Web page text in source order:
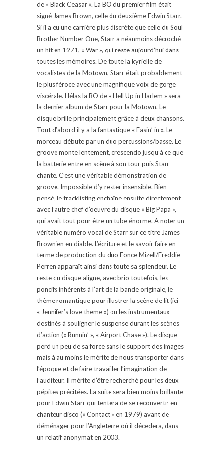
de « Black Ceasar ». La BO du premier film était
signé James Brown, celle du deuxième Edwin Starr.
Si il a eu une carrière plus discrète que celle du Soul
Brother Number One, Starr a néanmoins décroché
un hit en 1971, « War », qui reste aujourd’hui dans
toutes les mémoires. De toute la kyrielle de
vocalistes de la Motown, Starr était probablement
le plus féroce avec une magnifique voix de gorge
viscérale. Hélas la BO de « Hell Up in Harlem » sera
la dernier album de Starr pour la Motown. Le
disque brille principalement grâce à deux chansons.
Tout d’abord il y a la fantastique « Easin’ in ». Le
morceau débute par un duo percussions/basse. Le
groove monte lentement, crescendo jusqu’à ce que
la batterie entre en scène à son tour puis Starr
chante. C’est une véritable démonstration de
groove. Impossible d’y rester insensible. Bien
pensé, le tracklisting enchaîne ensuite directement
avec l’autre chef d’oeuvre du disque « Big Papa »,
qui avait tout pour être un tube énorme. A noter un
véritable numéro vocal de Starr sur ce titre James
Brownien en diable. L’écriture et le savoir faire en
terme de production du duo Fonce Mizell/Freddie
Perren apparaît ainsi dans toute sa splendeur. Le
reste du disque aligne, avec brio toutefois, les
poncifs inhérents à l’art de la bande originale, le
thème romantique pour illustrer la scène de lit (ici
« Jennifer’s love theme ») ou les instrumentaux
destinés à souligner le suspense durant les scènes
d’action (« Runnin’ », « Airport Chase »). Le disque
perd un peu de sa force sans le support des images
mais à au moins le mérite de nous transporter dans
l’époque et de faire travailler l’imagination de
l’auditeur. Il mérite d’être recherché pour les deux
pépites précitées. La suite sera bien moins brillante
pour Edwin Starr qui tentera de se reconvertir en
chanteur disco (« Contact » en 1979) avant de
déménager pour l’Angleterre où il décedera, dans
un relatif anonymat en 2003.